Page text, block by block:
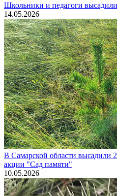
Школьники и педагоги
14.05.2026
В Самарской области высадили
акции "Сад памяти"
10.05.2026